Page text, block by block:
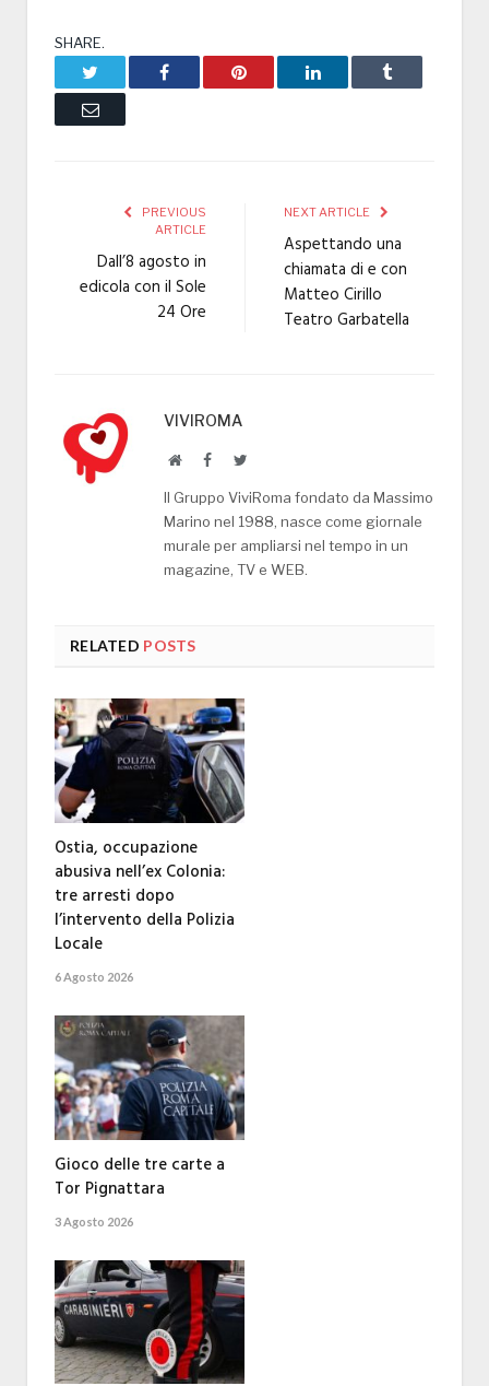
SHARE.
Facebook Pinterest LinkedIn Tumblr
Email
PREVIOUS
ARTICLE
Dall’8 agosto in
edicola con il Sole
24 Ore
NEXT ARTICLE
Aspettando una
chiamata di e con
Matteo Cirillo
Teatro Garbatella
VIVIROMA
WebsiteFacebookTwitter
Il Gruppo ViviRoma fondato da Massimo
Marino nel 1988, nasce come giornale
murale per ampliarsi nel tempo in un
magazine, TV e WEB.
RELATED POSTS
Ostia, occupazione
abusiva nell’ex Colonia:
tre arresti dopo
l’intervento della Polizia
Locale
6 Agosto 2026
Gioco delle tre carte a
Tor Pignattara
3 Agosto 2026